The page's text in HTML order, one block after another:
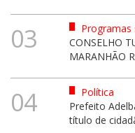
03
Programas
CONSELHO
MARANHÃO
04
Política
Prefeito
título de